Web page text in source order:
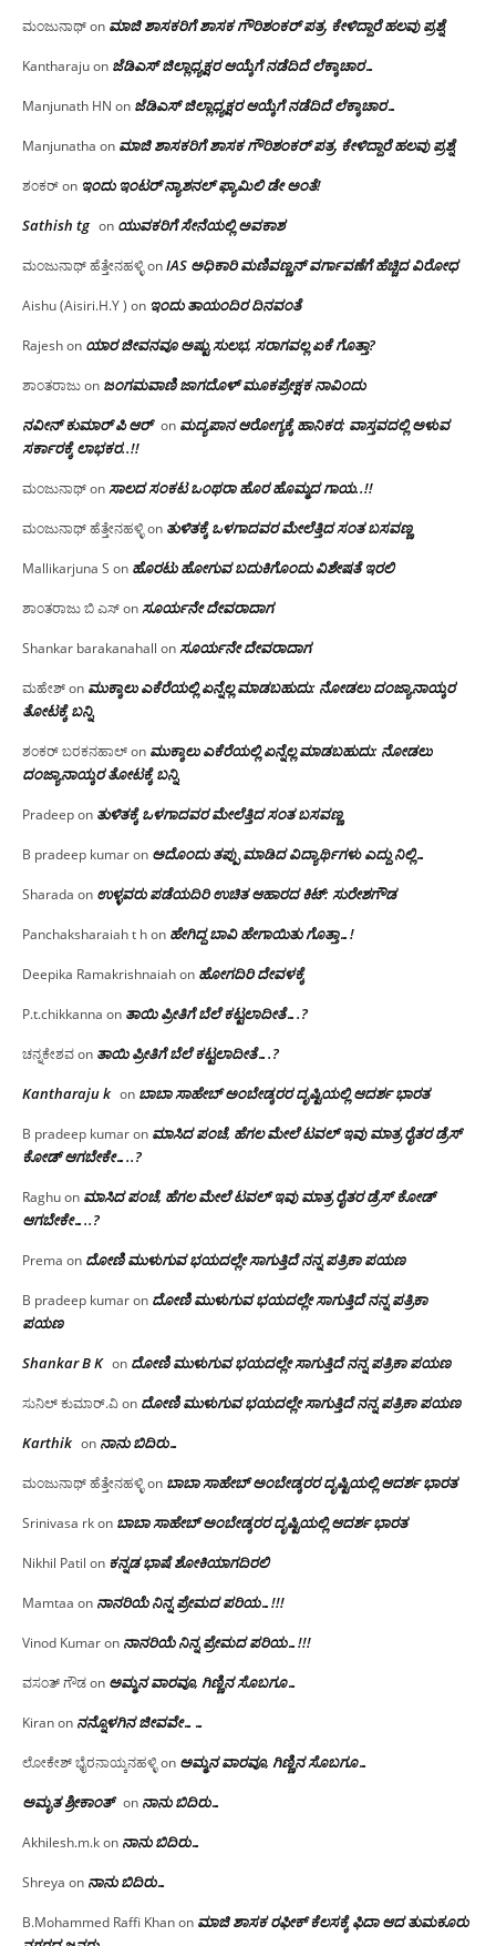
ಮಂಜುನಾಥ್on ಮಾಜಿ ಶಾಸಕರಿಗೆ ಶಾಸಕ ಗೌರಿಶಂಕರ್ ಪತ್ರ, ಕೇಳಿದ್ದಾರೆ ಹಲವು ಪ್ರಶ್ನೆ
Kantharajuon ಜೆಡಿಎಸ್ ಜಿಲ್ಲಾಧ್ಯಕ್ಷರ ಆಯ್ಕೆಗೆ ನಡೆದಿದೆ ಲೆಕ್ಕಾಚಾರ…
Manjunath HN on ಜೆಡಿಎಸ್ ಜಿಲ್ಲಾಧ್ಯಕ್ಷರ ಆಯ್ಕೆಗೆ ನಡೆದಿದೆ ಲೆಕ್ಕಾಚಾರ…
Manjunatha on ಮಾಜಿ ಶಾಸಕರಿಗೆ ಶಾಸಕ ಗೌರಿಶಂಕರ್ ಪತ್ರ, ಕೇಳಿದ್ದಾರೆ ಹಲವು ಪ್ರಶ್ನೆ
ಶಂಕರ್on ಇಂದು ಇಂಟರ್ ನ್ಯಾಶನಲ್ ಫ್ಯಾಮಿಲಿ ಡೇ ಅಂತೆ!
Sathish tg on ಯುವಕರಿಗೆ ಸೇನೆಯಲ್ಲಿ ಅವಕಾಶ
ಮಂಜುನಾಥ್ ಹೆತ್ತೇನಹಳ್ಳಿonIAS ಅಧಿಕಾರಿ ಮಣಿವಣ್ಣನ್ ವರ್ಗಾವಣೆಗೆ ಹೆಚ್ಚಿದ‌ ವಿರೋಧ
Aishu (Aisiri.H.Y ) on ಇಂದು ತಾಯಂದಿರ ದಿನವಂತೆ
Rajeshon ಯಾರ ಜೀವನವೂ ಅಷ್ಟು ಸುಲಭ, ಸರಾಗವಲ್ಲ ಏಕೆ ಗೊತ್ತಾ?
ಶಾಂತರಾಜುon ಜಂಗಮವಾಣಿ ಜಾಗದೊಳ್ ಮೂಕಪ್ರೇಕ್ಷಕ ನಾವಿಂದು
ನವೀನ್ ಕುಮಾರ್ ಪಿ ಆರ್ on ಮದ್ಯಪಾನ ಆರೋಗ್ಯಕ್ಕೆ ಹಾನಿಕರ; ವಾಸ್ತವದಲ್ಲಿ ಅಳುವ
ಸರ್ಕಾರಕ್ಕೆ ಲಾಭಕರ..!!
ಮಂಜುನಾಥ್onಸಾಲದ ಸಂಕಟ ಒಂಥರಾ ಹೊರ ಹೊಮ್ಮದ ಗಾಯ..!!
ಮಂಜುನಾಥ್ ಹೆತ್ತೇನಹಳ್ಳಿon ತುಳಿತಕ್ಕೆ ಒಳಗಾದವರ ಮೇಲೆತ್ತಿದ ಸಂತ ಬಸವಣ್ಣ
Mallikarjuna S on ಹೊರಟು ಹೋಗುವ ಬದುಕಿಗೊಂದು ವಿಶೇಷತೆ ಇರಲಿ
ಶಾಂತರಾಜು ಬಿ ಎಸ್onಸೂರ್ಯನೇ ದೇವರಾದಾಗ
Shankar barakanahall onಸೂರ್ಯನೇ ದೇವರಾದಾಗ
ಮಹೇಶ್on ಮುಕ್ಕಾಲು ಎಕೆರೆಯಲ್ಲಿ ಏನ್ನೆಲ್ಲ‌ ಮಾಡಬಹುದು: ನೋಡಲು ದಂಜ್ಯಾನಾಯ್ಕರ
ತೋಟಕ್ಕೆ ಬನ್ನಿ
ಶಂಕರ್ ಬರಕನಹಾಲ್on ಮುಕ್ಕಾಲು ಎಕೆರೆಯಲ್ಲಿ ಏನ್ನೆಲ್ಲ‌ ಮಾಡಬಹುದು: ನೋಡಲು
ದಂಜ್ಯಾನಾಯ್ಕರ ತೋಟಕ್ಕೆ ಬನ್ನಿ
Pradeepon ತುಳಿತಕ್ಕೆ ಒಳಗಾದವರ ಮೇಲೆತ್ತಿದ ಸಂತ ಬಸವಣ್ಣ
B pradeep kumaron ಅದೊಂದು ತಪ್ಪು ಮಾಡಿದ ವಿದ್ಯಾರ್ಥಿಗಳು ಎದ್ದು ನಿಲ್ಲಿ…
Sharada on ಉಳ್ಳವರು ಪಡೆಯದಿರಿ ಉಚಿತ ಆಹಾರದ ಕಿಟ್: ಸುರೇಶಗೌಡ
Panchaksharaiah t hon ಹೇಗಿದ್ದ ಬಾವಿ ಹೇಗಾಯಿತು ಗೊತ್ತಾ…!
Deepika Ramakrishnaiahon ಹೋಗದಿರಿ ದೇವಳಕ್ಕೆ
P.t.chikkanna on ತಾಯಿ ಪ್ರೀತಿಗೆ ಬೆಲೆ ಕಟ್ಟಲಾದೀತೆ….?
ಚನ್ನಕೇಶವon ತಾಯಿ ಪ್ರೀತಿಗೆ ಬೆಲೆ ಕಟ್ಟಲಾದೀತೆ….?
Kantharaju k on ಬಾಬಾ ಸಾಹೇಬ್ ಅಂಬೇಡ್ಕರರ ದೃಷ್ಟಿಯಲ್ಲಿ ಆದರ್ಶ ಭಾರತ
B pradeep kumaron ಮಾಸಿದ ಪಂಚೆ, ಹೆಗಲ ಮೇಲೆ ಟವಲ್‌ ಇವು ಮಾತ್ರ ರೈತರ ಡ್ರೆಸ್‌
ಕೋಡ್ ಆಗಬೇಕೇ…..?‌
Raghuon ಮಾಸಿದ ಪಂಚೆ, ಹೆಗಲ ಮೇಲೆ ಟವಲ್‌ ಇವು ಮಾತ್ರ ರೈತರ ಡ್ರೆಸ್‌ ಕೋಡ್
ಆಗಬೇಕೇ…..?‌
Prema on ದೋಣಿ ಮುಳುಗುವ ಭಯದಲ್ಲೇ ಸಾಗುತ್ತಿದೆ ನನ್ನ ಪತ್ರಿಕಾ ಪಯಣ
B pradeep kumaron ದೋಣಿ ಮುಳುಗುವ ಭಯದಲ್ಲೇ ಸಾಗುತ್ತಿದೆ ನನ್ನ ಪತ್ರಿಕಾ
ಪಯಣ
Shankar B K on ದೋಣಿ ಮುಳುಗುವ ಭಯದಲ್ಲೇ ಸಾಗುತ್ತಿದೆ ನನ್ನ ಪತ್ರಿಕಾ ಪಯಣ
ಸುನಿಲ್ ಕುಮಾರ್.ವಿon ದೋಣಿ ಮುಳುಗುವ ಭಯದಲ್ಲೇ ಸಾಗುತ್ತಿದೆ ನನ್ನ ಪತ್ರಿಕಾ ಪಯಣ
Karthik on ನಾನು ಬಿದಿರು…
ಮಂಜುನಾಥ್ ಹೆತ್ತೇನಹಳ್ಳಿon ಬಾಬಾ ಸಾಹೇಬ್ ಅಂಬೇಡ್ಕರರ ದೃಷ್ಟಿಯಲ್ಲಿ ಆದರ್ಶ ಭಾರತ
Srinivasa rkon ಬಾಬಾ ಸಾಹೇಬ್ ಅಂಬೇಡ್ಕರರ ದೃಷ್ಟಿಯಲ್ಲಿ ಆದರ್ಶ ಭಾರತ
Nikhil Patil on ಕನ್ನಡ ಭಾಷೆ ಶೋಕಿಯಾಗದಿರಲಿ
Mamtaa on ನಾನರಿಯೆ ನಿನ್ನ ಪ್ರೇಮದ ಪರಿಯ…!!!
Vinod Kumaron ನಾನರಿಯೆ ನಿನ್ನ ಪ್ರೇಮದ ಪರಿಯ…!!!
ವಸಂತ್ ಗೌಡon ಅಮ್ಮನ ವಾರವೂ, ಗಿಣ್ಣಿನ ಸೊಬಗೂ…
Kiranon ನನ್ನೊಳಗಿನ ಜೀವವೇ……
ಲೋಕೇಶ್ ಭೈರನಾಯ್ಕನಹಳ್ಳಿon ಅಮ್ಮನ ವಾರವೂ, ಗಿಣ್ಣಿನ ಸೊಬಗೂ…
ಅಮೃತ ಶ್ರೀಕಾಂತ್ on ನಾನು ಬಿದಿರು…
Akhilesh.m.kon ನಾನು ಬಿದಿರು…
Shreya on ನಾನು ಬಿದಿರು…
B.Mohammed Raffi Khanon ಮಾಜಿ ಶಾಸಕ ರಫೀಕ್ ಕೆಲಸಕ್ಕೆ ಫಿದಾ ಆದ ತುಮಕೂರು